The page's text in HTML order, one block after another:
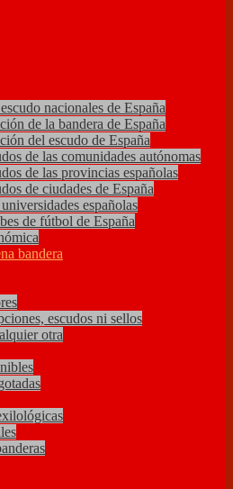
nacionales de España
de la bandera de España
del escudo de España
de las comunidades autónomas
de las provincias españolas
de ciudades de España
españolas
de fútbol de España
bandera
escudos ni sellos
otra